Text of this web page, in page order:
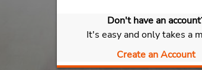
Seleccionar mi
Don't have an
It's easy and only takes a
Create an Account